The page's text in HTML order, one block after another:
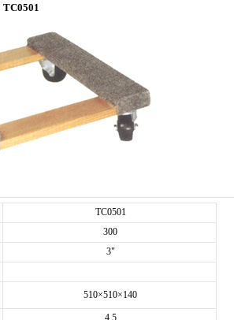
TC0501
TC0501
300
3"
510×510×140
4.5